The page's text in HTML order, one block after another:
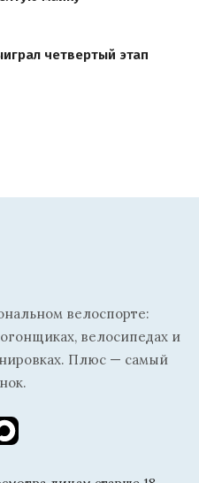
четвертый этап
велоспорте:
велосипедах и
Плюс — самый